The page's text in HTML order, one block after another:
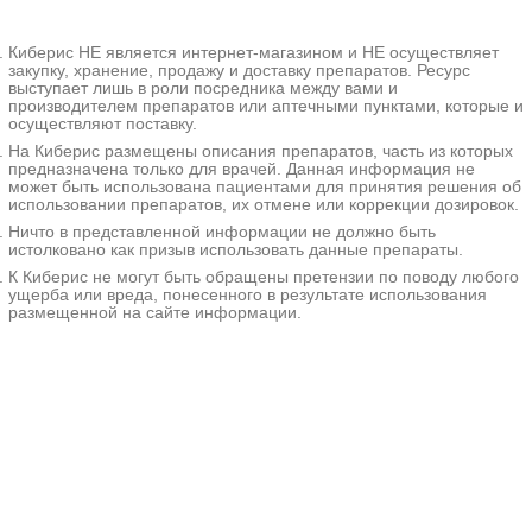
повышением температуры.
Диагностируется на основании
истории болезни, клинических
симптомов, данных осмотра,
гастроскопии, биопсии, анализов
крови на маркеры рака и других
исследований. Лечение -
антихеликобактерная терапия,
резекция желудка или гастрэктомия,
химиотерапия, диетотерапия.
Дополнительные
Киберис НЕ является интернет-магазином и НЕ осуществляет
закупку, хранение, продажу и доставку препаратов. Ресурс
выступает лишь в роли посредника между вами и
производителем препаратов или аптечными пунктами, которые и
осуществляют поставку.
На Киберис размещены описания препаратов, часть из которых
предназначена только для врачей. Данная информация не
может быть использована пациентами для принятия решения об
использовании препаратов, их отмене или коррекции дозировок.
Ничто в представленной информации не должно быть
истолковано как призыв использовать данные препараты.
К Киберис не могут быть обращены претензии по поводу любого
ущерба или вреда, понесенного в результате использования
размещенной на сайте информации.